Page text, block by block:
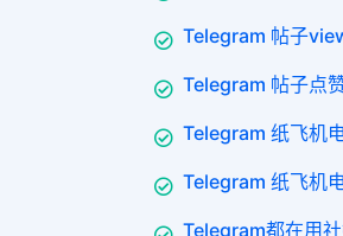
Telegram 帖子
Telegram 帖子点
Telegram 纸飞机
Telegram 纸飞机
Telegram都在用